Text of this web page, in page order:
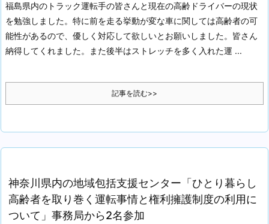
福島県内のトラック運転手の皆さんと現在の高齢ドライバーの現状
を勉強しました。特に前を走る挙動が変な車に関しては高齢者の可
能性があるので、優しく対応して欲しいとお願いしました。皆さん
納得してくれました。また後半はストレッチを多く入れた運 ...
記事を読む>>
神奈川県内の地域包括支援センター「ひとり暮らし
高齢者を取り巻く運転事情と権利擁護制度の利用に
ついて」事務局から2名参加